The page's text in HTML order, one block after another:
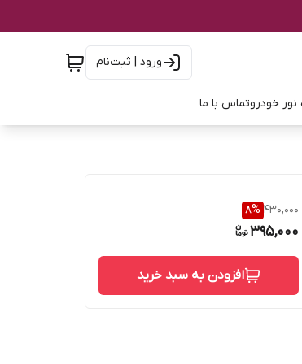
ورود | ثبت‌نام
خودروتماس با ما
430,000
8%
395,000
افزودن به سبد خرید